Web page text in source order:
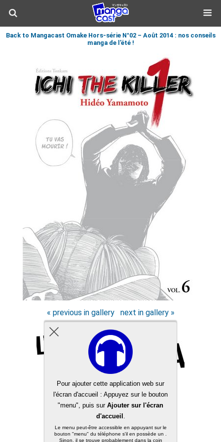
Back to Mangacast Omake Hors-série N°02 – Août 2014 : nos conseils
manga de l’été !
« previous in gallery next in gallery »